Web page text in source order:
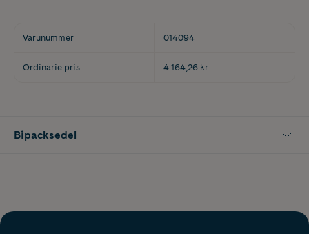
Varunummer 014094
Ordinarie pris 4 164,26 kr
Bipacksedel